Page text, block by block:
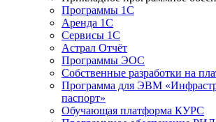
Программы 1С
Аренда 1С
Сервисы 1С
Астрал Отчёт
Программы ЭОС
Собственные разработки на
Программа для ЭВМ
паспорт»
Обучающая платформа КУРС